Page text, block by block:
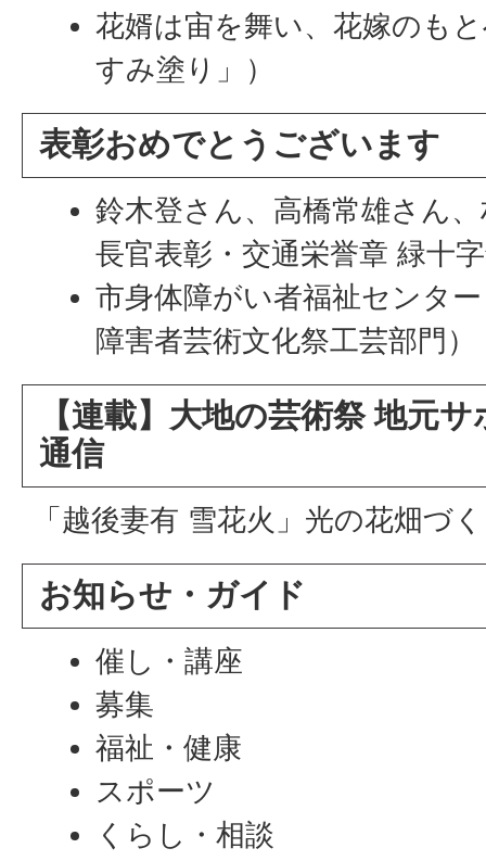
花婿は宙を舞い、花嫁のも
すみ塗り」）
表彰おめでとうございます
鈴木登さん、高橋常雄さん
長官表彰・交通栄誉章 緑十
市身体障がい者福祉センタ
障害者芸術文化祭工芸部門）
【連載】大地の芸術祭 地元
通信
「越後妻有 雪花火」光の花畑づ
お知らせ・ガイド
催し・講座
募集
福祉・健康
スポーツ
くらし・相談